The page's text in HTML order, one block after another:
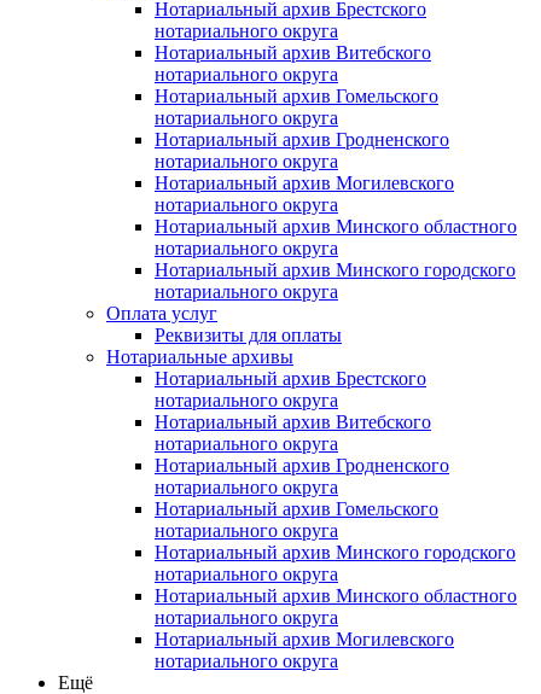
Нотариальный архив Брестского
нотариального округа
Нотариальный архив Витебского
нотариального округа
Нотариальный архив Гомельского
нотариального округа
Нотариальный архив Гродненского
нотариального округа
Нотариальный архив Могилевского
нотариального округа
Нотариальный архив Минского областного
нотариального округа
Нотариальный архив Минского городского
нотариального округа
Оплата услуг
Реквизиты для оплаты
Нотариальные архивы
Нотариальный архив Брестского
нотариального округа
Нотариальный архив Витебского
нотариального округа
Нотариальный архив Гродненского
нотариального округа
Нотариальный архив Гомельского
нотариального округа
Нотариальный архив Минского городского
нотариального округа
Нотариальный архив Минского областного
нотариального округа
Нотариальный архив Могилевского
нотариального округа
Ещё